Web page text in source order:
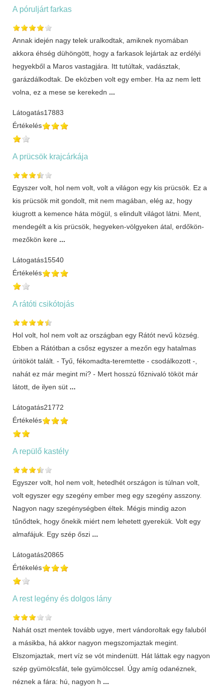
A póruljárt farkas
Annak idején nagy telek uralkodtak, amiknek nyomában
akkora éhség dühöngött, hogy a farkasok lejártak az erdélyi
hegyekből a Maros vastagjára. Itt tutúltak, vadásztak,
garázdálkodtak. De eközben volt egy ember. Ha az nem lett
volna, ez a mese se kerekedn ...
Látogatás17883
Értékelés
A prücsök krajcárkája
Egyszer volt, hol nem volt, volt a világon egy kis prücsök. Ez a
kis prücsök mit gondolt, mit nem magában, elég az, hogy
kiugrott a kemence háta mögül, s elindult világot látni. Ment,
mendegélt a kis prücsök, hegyeken-völgyeken átal, erdőkön-
mezőkön kere ...
Látogatás15540
Értékelés
A rátóti csikótojás
Hol volt, hol nem volt az országban egy Rátót nevű község.
Ebben a Rátótban a csősz egyszer a mezőn egy hatalmas
úritököt talált. - Tyű, fékomadta-teremtette - csodálkozott -,
nahát ez már megint mi? - Mert hosszú főznivaló tököt már
látott, de ilyen süt ...
Látogatás21772
Értékelés
A repülő kastély
Egyszer volt, hol nem volt, hetedhét országon is túlnan volt,
volt egyszer egy szegény ember meg egy szegény asszony.
Nagyon nagy szegénységben éltek. Mégis mindig azon
tűnődtek, hogy őnekik miért nem lehetett gyerekük. Volt egy
almafájuk. Egy szép őszi ...
Látogatás20865
Értékelés
A rest legény és dolgos lány
Nahát oszt mentek tovább ugye, mert vándoroltak egy faluból
a másikba, há akkor nagyon megszomjaztak megint.
Elszomjaztak, mert víz se vót mindenütt. Hát láttak egy nagyon
szép gyümölcsfát, tele gyümölccsel. Úgy amíg odanéznek,
néznek a fára: hú, nagyon h ...